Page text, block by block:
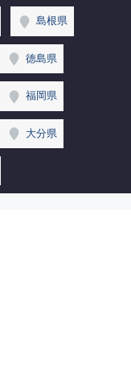
島根県
徳島県
福岡県
大分県